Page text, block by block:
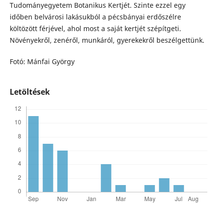
Tudományegyetem Botanikus Kertjét. Szinte ezzel egy
időben belvárosi lakásukból a pécsbányai erdőszélre
költözött férjével, ahol most a saját kertjét szépítgeti.
Növényekről, zenéről, munkáról, gyerekekről beszélgettünk.
Fotó: Mánfai György
Letöltések